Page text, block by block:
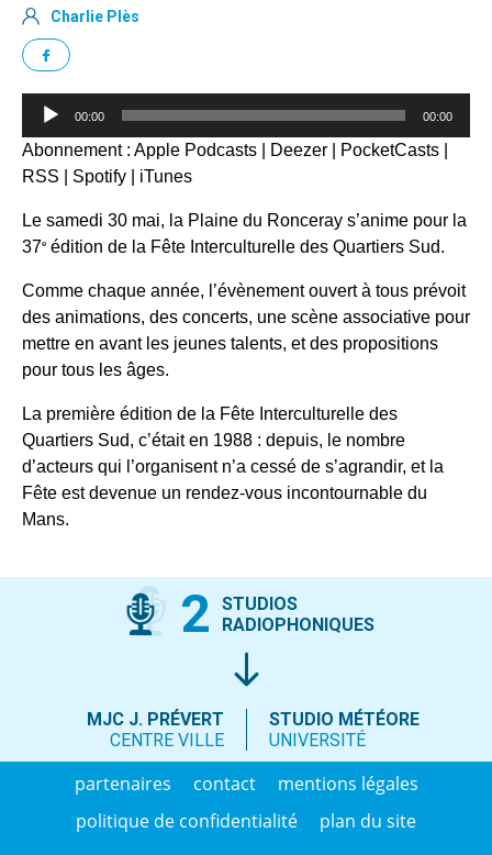
Charlie Plès
Lecteur
00:00 00:00
Abonnement : Apple Podcasts Deezer PocketCasts
RSS
Spotify iTunes
Le samedi 30 mai, la Plaine du Ronceray s’anime pour la
37e édition de la Fête Interculturelle des Quartiers Sud.
Comme chaque année, l’évènement ouvert à tous prévoit
des animations, des concerts, une scène associative pour
mettre en avant les jeunes talents, et des propositions
pour tous les âges.
La première édition de la Fête Interculturelle des
Quartiers Sud, c’était en 1988 : depuis, le nombre
d’acteurs qui l’organisent n’a cessé de s’agrandir, et la
Fête est devenue un rendez-vous incontournable du
Mans.
2
STUDIOS
RADIOPHONIQUES
MJC J. PRÉVERT
CENTRE VILLE
STUDIO MÉTÉORE
UNIVERSITÉ
partenaires contact
mentions légales
politique de confidentialité
plan du site